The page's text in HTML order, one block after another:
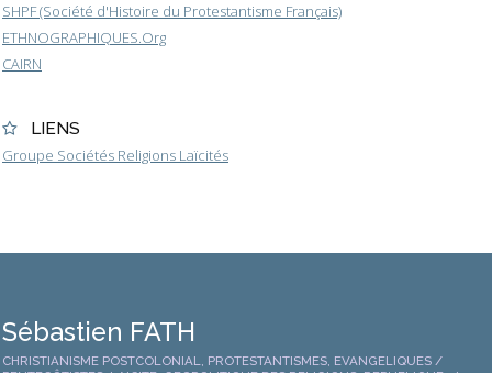
SHPF (Société d'Histoire du Protestantisme Français)
ETHNOGRAPHIQUES.Org
CAIRN
LIENS
Groupe Sociétés Religions Laïcités
Sébastien FATH
CHRISTIANISME POSTCOLONIAL, PROTESTANTISMES, EVANGELIQUES /